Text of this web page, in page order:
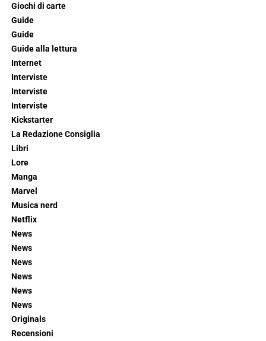
Giochi di carte
Guide
Guide
Guide alla lettura
Internet
Interviste
Interviste
Interviste
Kickstarter
La Redazione Consiglia
Libri
Lore
Manga
Marvel
Musica nerd
Netflix
News
News
News
News
News
News
Originals
Recensioni